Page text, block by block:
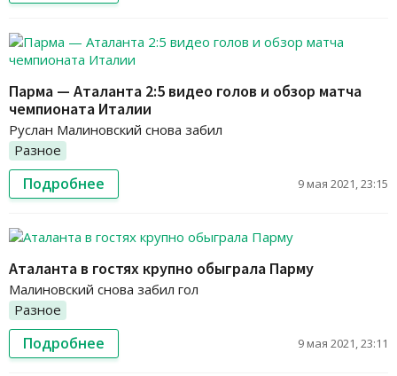
Парма — Аталанта 2:5 видео голов и обзор матча
чемпионата Италии
Руслан Малиновский снова забил
Разное
Подробнее 9 мая 2021, 23:15
Аталанта в гостях крупно обыграла Парму
Малиновский снова забил гол
Разное
Подробнее 9 мая 2021, 23:11